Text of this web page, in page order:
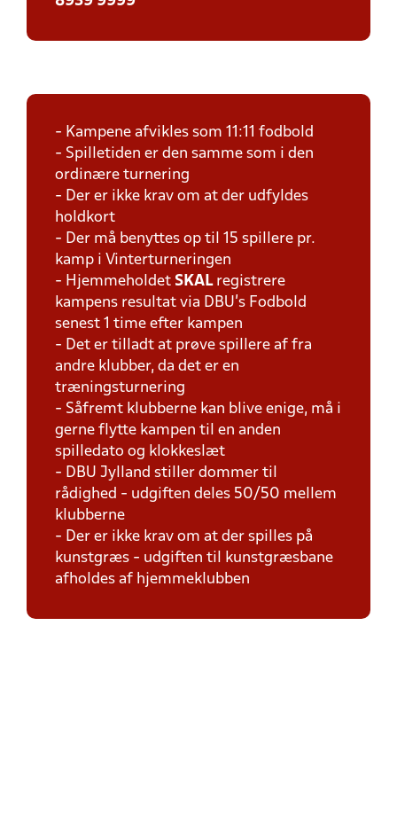
- Kampene afvikles som 11:11 fodbold
- Spilletiden er den samme som i den
ordinære turnering
- Der er ikke krav om at der udfyldes
holdkort
- Der må benyttes op til 15 spillere pr.
kamp i Vinterturneringen
- Hjemmeholdet SKAL registrere
kampens resultat via DBU's Fodbold
senest 1 time efter kampen
- Det er tilladt at prøve spillere af fra
andre klubber, da det er en
træningsturnering
- Såfremt klubberne kan blive enige, må i
gerne flytte kampen til en anden
spilledato og klokkeslæt
- DBU Jylland stiller dommer til
rådighed - udgiften deles 50/50 mellem
klubberne
- Der er ikke krav om at der spilles på
kunstgræs - udgiften til kunstgræsbane
afholdes af hjemmeklubben